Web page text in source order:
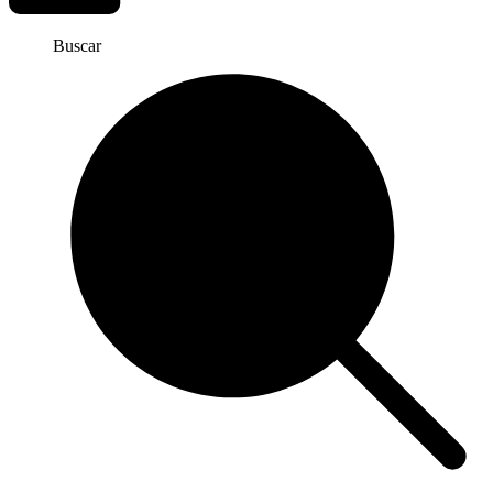
Buscar